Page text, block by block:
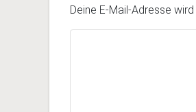
Deine E-Mail-Adresse